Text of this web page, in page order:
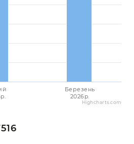
Березень
2026p.
Highcharts.com